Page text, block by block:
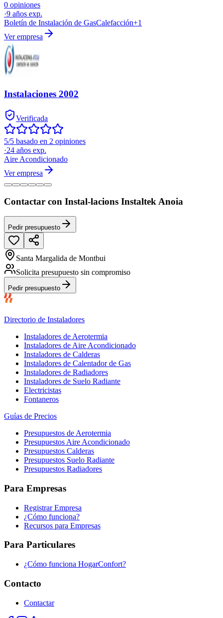
0 opiniones
·9 años exp.
Boletín de Instalación de GasCalefacción+1
Ver empresa
Instalaciones 2002
Verificada
5/5 basado en 2 opiniones
·24 años exp.
Aire Acondicionado
Ver empresa
Contactar con Instal-lacions Instaltek Anoia
Pedir presupuesto
Santa Margalida de Montbui
Solicita presupuesto sin compromiso
Pedir presupuesto
Directorio de Instaladores
Instaladores de Aerotermia
Instaladores de Aire Acondicionado
Instaladores de Calderas
Instaladores de Calentador de Gas
Instaladores de Radiadores
Instaladores de Suelo Radiante
Electricistas
Fontaneros
Guías de Precios
Presupuestos de Aerotermia
Presupuestos Aire Acondicionado
Presupuestos Calderas
Presupuestos Suelo Radiante
Presupuestos Radiadores
Para Empresas
Registrar Empresa
¿Cómo funciona?
Recursos para Empresas
Para Particulares
¿Cómo funciona HogarConfort?
Contacto
Contactar